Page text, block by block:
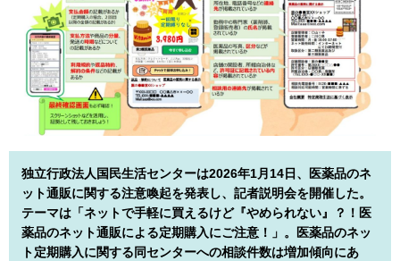
独立行政法人国民生活センターは2026年1月14日、医薬品のネ
ット通販に関する注意喚起を発表し、記者説明会を開催した。
テーマは「ネットで手軽に買えるけど『やめられない』？！医
薬品のネット通販による定期購入にご注意！」。医薬品のネッ
ト定期購入に関する同センターへの相談件数は増加傾向にあ